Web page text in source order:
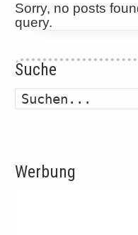
Sorry, no posts
query.
Suche
Werbung